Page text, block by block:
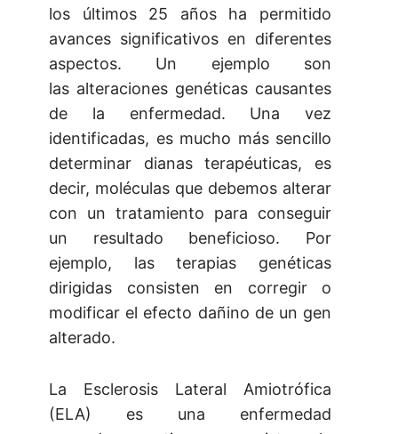
los últimos 25 años ha permitido
avances significativos en diferentes
aspectos. Un ejemplo son
las alteraciones genéticas causantes
de la enfermedad. Una vez
identificadas, es mucho más sencillo
determinar dianas terapéuticas, es
decir, moléculas que debemos alterar
con un tratamiento para conseguir
un resultado beneficioso. Por
ejemplo, las terapias genéticas
dirigidas consisten en corregir o
modificar el efecto dañino de un gen
alterado.
La Esclerosis Lateral Amiotrófica
(ELA) es una enfermedad